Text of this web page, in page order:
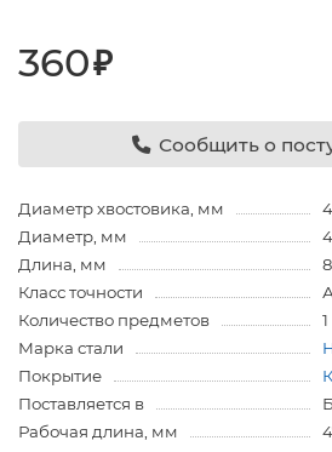
360₽
Сообщить о
Диаметр хвостовика, мм
Диаметр, мм
Длина, мм
Класс точности
Количество предметов
1
Марка стали
Покрытие
Поставляется в
Рабочая длина, мм